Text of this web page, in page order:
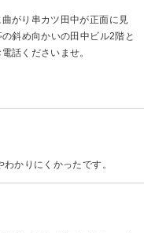
がり串カツ田中が正面に見
斜め向かいの田中ビル2階と
話くださいませ。
かりにくかったです。